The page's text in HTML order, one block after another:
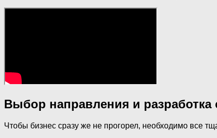
Выбор направления и разработка
Чтобы бизнес сразу же не прогорел, необходимо все